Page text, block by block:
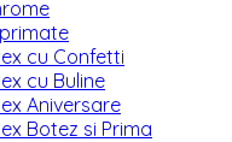
cu Confetti
cu Buline
Aniversare
Botez si Prima